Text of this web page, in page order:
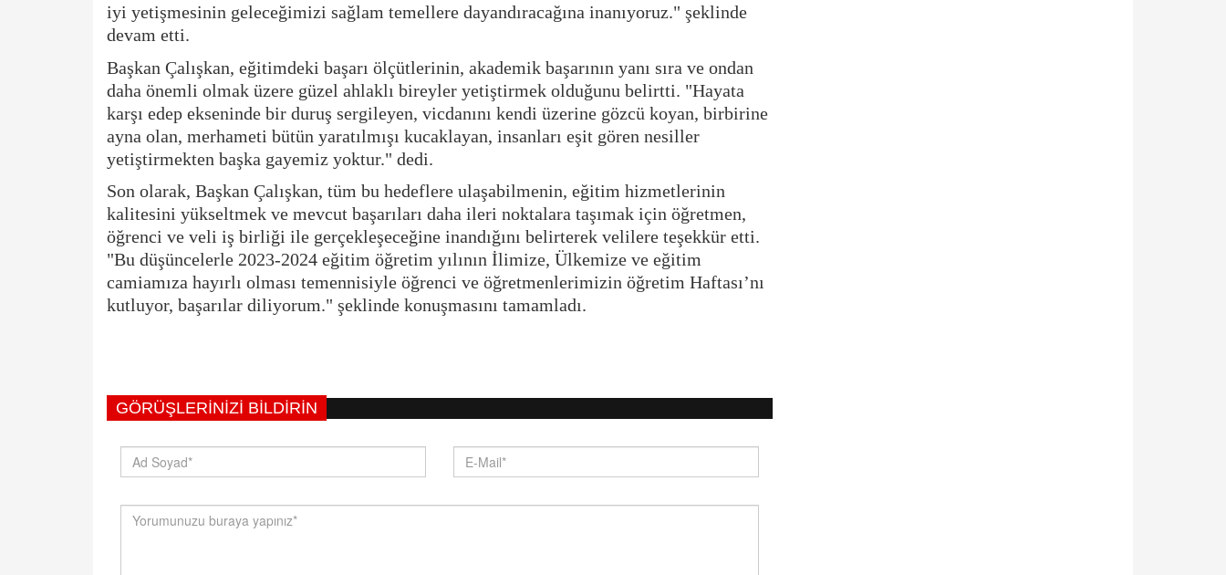
iyi yetişmesinin geleceğimizi sağlam temellere dayandıracağına inanıyoruz." şeklinde
devam etti.
Başkan Çalışkan, eğitimdeki başarı ölçütlerinin, akademik başarının yanı sıra ve ondan
daha önemli olmak üzere güzel ahlaklı bireyler yetiştirmek olduğunu belirtti. "Hayata
karşı edep ekseninde bir duruş sergileyen, vicdanını kendi üzerine gözcü koyan, birbirine
ayna olan, merhameti bütün yaratılmışı kucaklayan, insanları eşit gören nesiller
yetiştirmekten başka gayemiz yoktur." dedi.
Son olarak, Başkan Çalışkan, tüm bu hedeflere ulaşabilmenin, eğitim hizmetlerinin
kalitesini yükseltmek ve mevcut başarıları daha ileri noktalara taşımak için öğretmen,
öğrenci ve veli iş birliği ile gerçekleşeceğine inandığını belirterek velilere teşekkür etti.
"Bu düşüncelerle 2023-2024 eğitim öğretim yılının İlimize, Ülkemize ve eğitim
camiamıza hayırlı olması temennisiyle öğrenci ve öğretmenlerimizin öğretim Haftası’nı
kutluyor, başarılar diliyorum." şeklinde konuşmasını tamamladı.
GÖRÜŞLERINIZI BILDIRIN